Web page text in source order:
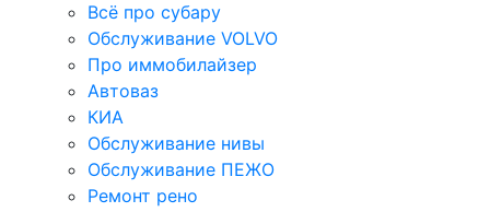
Всё про субару
Обслуживание VOLVO
Про иммобилайзер
Автоваз
КИА
Обслуживание нивы
Обслуживание ПЕЖО
Ремонт рено